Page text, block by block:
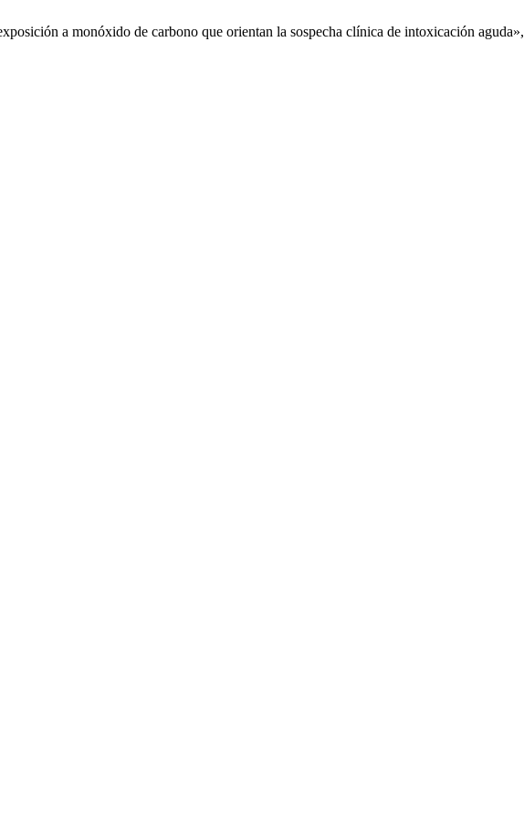
a monóxido de carbono que orientan la sospecha clínica de intoxicación aguda»,